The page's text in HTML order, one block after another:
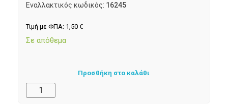
Εναλλακτικός κωδικός: 16245
Τιμή με ΦΠΑ: 1,50 €
Σε απόθεμα
Προσθήκη στο καλάθι